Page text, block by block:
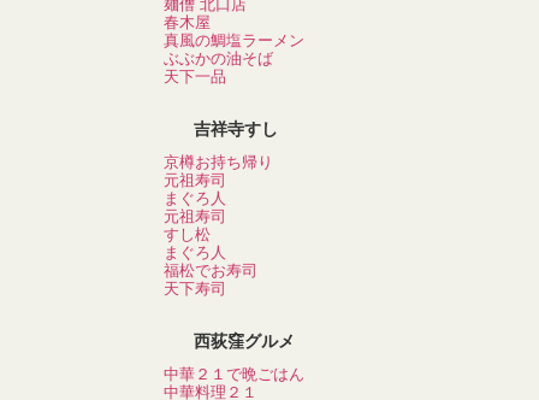
麺僧 北口店
春木屋
真風の鯛塩ラーメン
ぶぶかの油そば
天下一品
吉祥寺すし
京樽お持ち帰り
元祖寿司
まぐろ人
元祖寿司
すし松
まぐろ人
福松でお寿司
天下寿司
西荻窪グルメ
中華２１で晩ごはん
中華料理２１